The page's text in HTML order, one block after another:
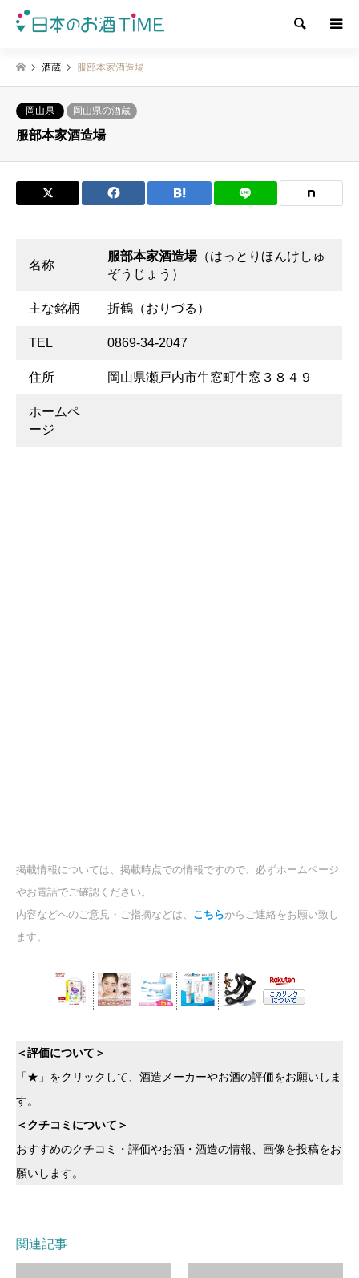
検索
酒蔵 服部本家酒造場
岡山県 岡山県の酒蔵
服部本家酒造場
名称
服部本家酒造場（はっとりほんけしゅ
ぞうじょう）
主な銘柄 折鶴（おりづる）
TEL 0869-34-2047
住所 岡山県瀬戸内市牛窓町牛窓３８４９
ホームペ
ージ
掲載情報については、掲載時点での情報ですので、必ずホームページ
やお電話でご確認ください。
内容などへのご意見・ご指摘などは、 こちらからご連絡をお願い致し
ます。
＜評価について＞
「★」をクリックして、酒造メーカーやお酒の評価をお願いしま
す。
＜クチコミについて＞
おすすめのクチコミ・評価やお酒・酒造の情報、画像を投稿をお
願いします。
関連記事